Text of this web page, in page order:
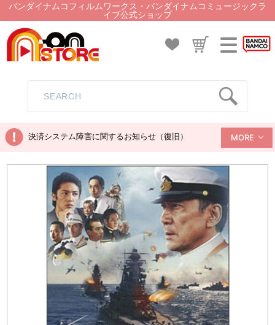
バンダイナムコフィルムワークス・バンダイナムコミュージックラ
イブ公式ショップ
決済システム障害に関するお知らせ（復旧） MORE